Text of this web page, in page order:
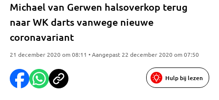
Michael van Gerwen halsoverkop terug
naar WK darts vanwege nieuwe
coronavariant
21 december 2020 om 08:11 • Aangepast 22 december 2020 om 07:50
Hulp bij lezen